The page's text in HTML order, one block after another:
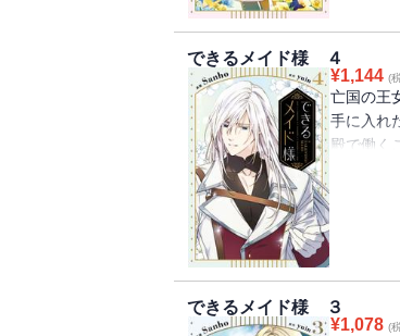
できるメイド様 ４
¥1,144 (
亡国の王
手に入れ
殿で働く
始まり
できるメイド様 ３
¥1,078 (